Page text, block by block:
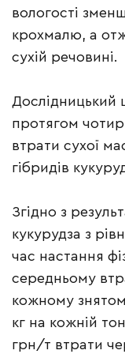
вологості
крохмалю, а
сухій речовині.
Дослідницький
протягом
втрати сухої
гібридів
Згідно з
кукурудза з
час настання
середньому
кожному
кг на кожній
грн/т втрати